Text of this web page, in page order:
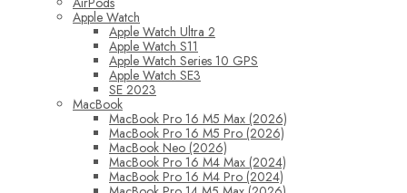
Apple Watch
Apple Watch Ultra 2
Apple Watch S11
Apple Watch Series 10 GPS
Apple Watch SE3
SE 2023
MacBook
MacBook Pro 16 M5 Max (2026)
MacBook Pro 16 M5 Pro (2026)
MacBook Neo (2026)
MacBook Pro 16 M4 Max (2024)
MacBook Pro 16 M4 Pro (2024)